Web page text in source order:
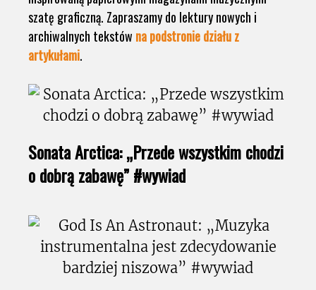
szatę graficzną. Zapraszamy do lektury nowych i
archiwalnych tekstów na podstronie działu z
artykułami.
Sonata Arctica: „Przede wszystkim chodzi
o dobrą zabawę” #wywiad